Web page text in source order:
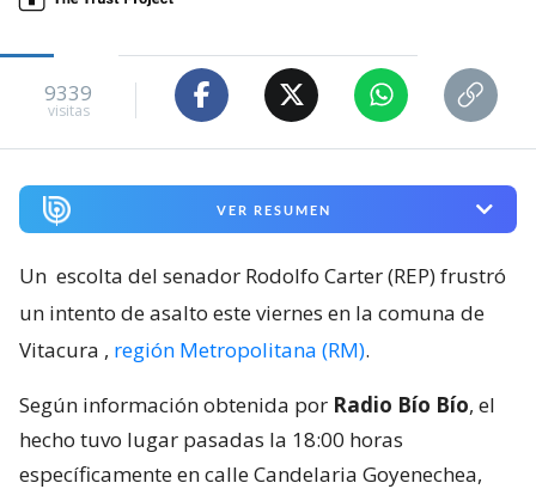
9339
visitas
VER RESUMEN
Un escolta del senador Rodolfo Carter (REP) frustró
un intento de asalto este viernes en la comuna de
Vitacura , región Metropolitana (RM).
Según información obtenida por Radio Bío Bío, el
hecho tuvo lugar pasadas la 18:00 horas
específicamente en calle Candelaria Goyenechea,